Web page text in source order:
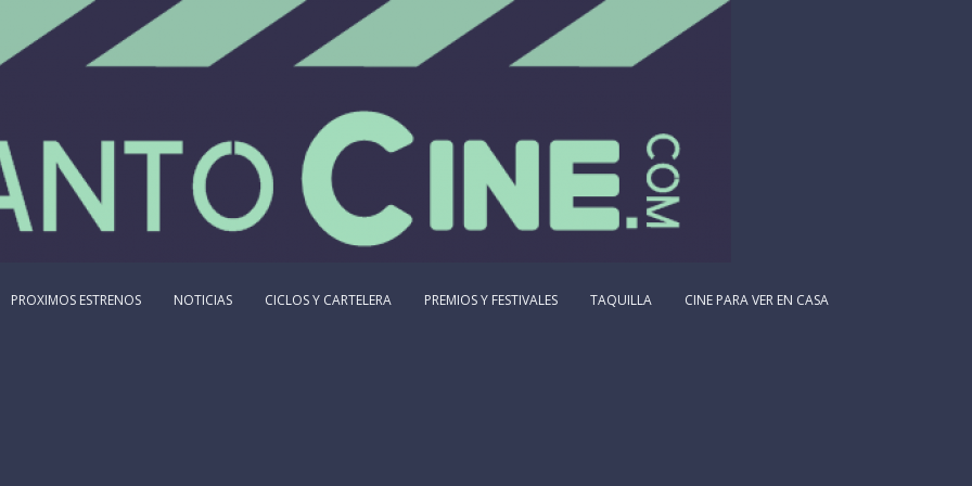
PROXIMOS ESTRENOS NOTICIAS CICLOS Y CARTELERA PREMIOS Y FESTIVALES TAQUILLA CINE PARA VER EN CASA